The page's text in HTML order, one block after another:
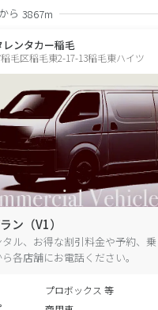
ら 3867m
レンタカー稲毛
毛区稲毛東2-17-13稲毛東ハイツ
ン（V1）
ル、お得な割引料金や予約、
各店舗にお電話ください。
プロボックス 等